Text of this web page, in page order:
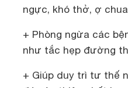
ngực, khó thở, ợ
+ Phòng ngừa các
như tắc hẹp đường
+ Giúp duy trì tư thế